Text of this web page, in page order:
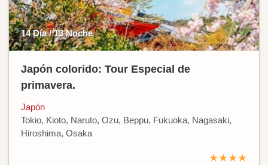
14 Día / 13 Noche
Japón colorido: Tour Especial de
primavera.
Japón
Tokio, Kioto, Naruto, Ozu, Beppu, Fukuoka, Nagasaki,
Hiroshima, Osaka
★★★★